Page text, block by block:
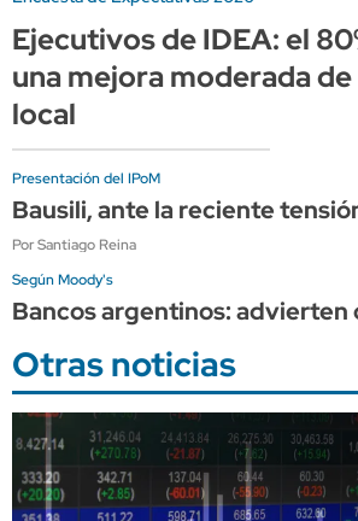
Ejecutivos de IDEA: el
una mejora moderada
local
Presentación del IPoM
Bausili, ante la reciente
Por Santiago Reina
Según Moody's
Bancos argentinos:
Otras noticias